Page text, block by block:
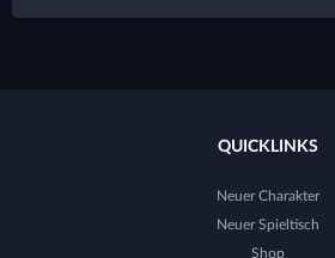
QUICKLINKS
Neuer Charakter
Neuer Spieltisch
Shop